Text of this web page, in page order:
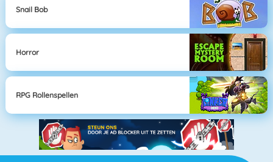
Snail Bob
Horror
RPG Rollenspellen